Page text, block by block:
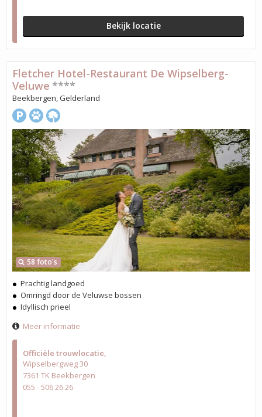
Bekijk locatie
Officiële trouwlocatie
Wipselbergweg 30
7361 TK Beekbergen
055 - 506 26 26
58 foto's
Fletcher Hotel-Restaurant De Wipselberg-
Veluwe ****
Beekbergen, Gelderland
Prachtig landgoed
Omringd door de Veluwse bossen
Idyllisch prieel
Meer informatie